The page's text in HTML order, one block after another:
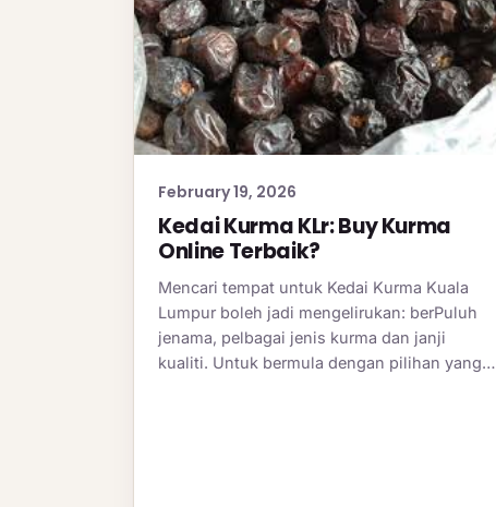
February 19, 2026
Kedai Kurma KLr: Buy Kurma
Online Terbaik?
Mencari tempat untuk Kedai Kurma Kuala
Lumpur boleh jadi mengelirukan: berPuluh
jenama, pelbagai jenis kurma dan janji
kualiti. Untuk bermula dengan pilihan yang…